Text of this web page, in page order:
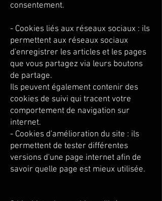
consentement.
- Cookies liés aux réseaux sociaux : ils
permettent aux réseaux sociaux
d'enregistrer les articles et les pages
que vous partagez via leurs boutons
de partage.
Ils peuvent également contenir des
cookies de suivi qui tracent votre
comportement de navigation sur
internet.
- Cookies d'amélioration du site : ils
permettent de tester différentes
versions d'une page internet afin de
savoir quelle page est mieux utilisée.